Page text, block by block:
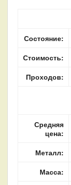
Состояние:
Стоимость:
Проходов:
Средняя
цена:
Металл:
Масса: